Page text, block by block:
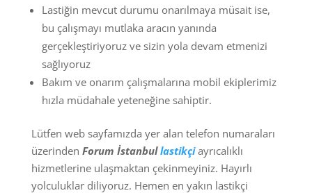
Lastiğin mevcut durumu onarılmaya müsait ise,
bu çalışmayı mutlaka aracın yanında
gerçekleştiriyoruz ve sizin yola devam etmenizi
sağlıyoruz
Bakım ve onarım çalışmalarına mobil ekiplerimiz
hızla müdahale yeteneğine sahiptir.
Lütfen web sayfamızda yer alan telefon numaraları
üzerinden Forum İstanbullastikçiayrıcalıklı
hizmetlerine ulaşmaktan çekinmeyiniz. Hayırlı
yolculuklar diliyoruz. Hemen en yakın lastikçi